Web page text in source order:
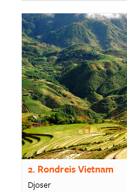
2. Rondreis Vietnam
Djoser